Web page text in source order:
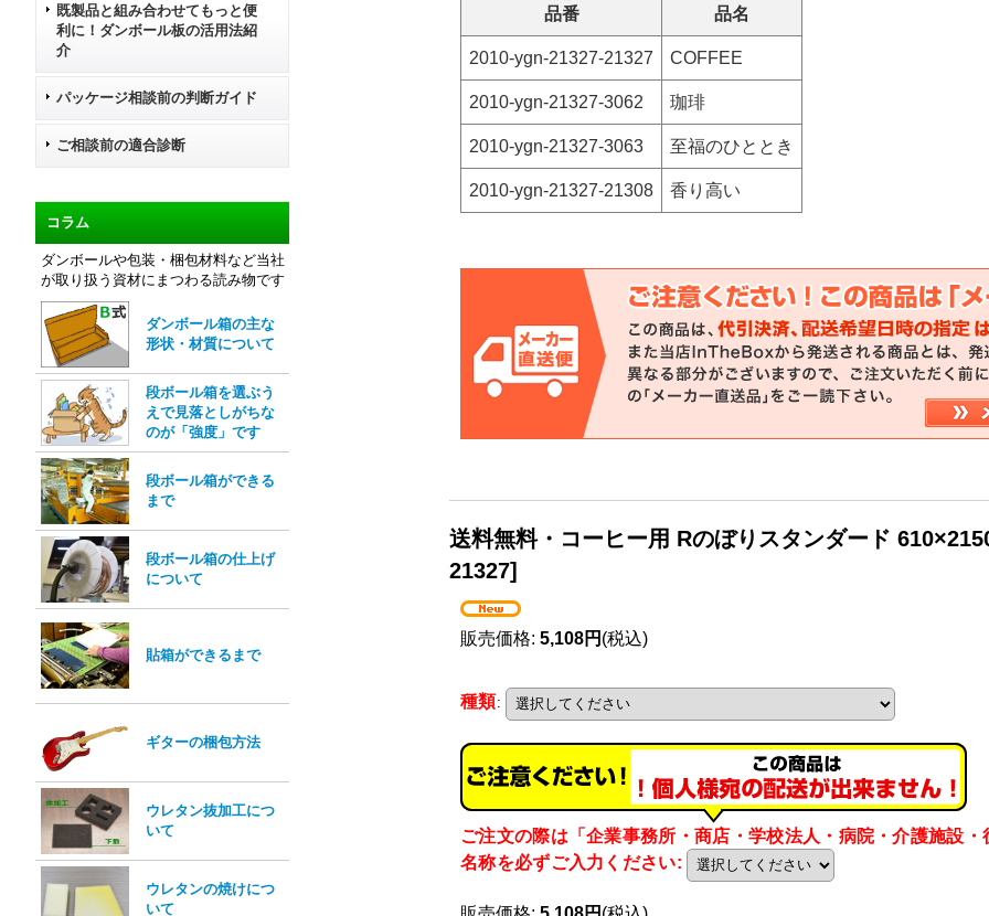
既製品と組み合わせてもっと便
利に！ダンボール板の活用法紹
介
パッケージ相談前の判断ガイド
ご相談前の適合診断
コラム
ダンボールや包装・梱包材料など当社
が取り扱う資材にまつわる読み物です
ダンボール箱の主な
形状・材質について
段ボール箱を選ぶう
えで見落としがちな
のが「強度」です
段ボール箱ができる
まで
段ボール箱の仕上げ
について
貼箱ができるまで
ギターの梱包方法
ウレタン抜加工につ
いて
ウレタンの焼けにつ
いて
品番 品名
2010-ygn-21327-21327 COFFEE
2010-ygn-21327-3062 珈琲
2010-ygn-21327-3063 至福のひととき
2010-ygn-21327-21308 香り高い
送料無料・コーヒー用 Rのぼりスタンダード
21327]
販売価格: 5,108円 (税込)
種類:
ご注文の際は「企業事務所・商店・学校法人・病院・介護施設
名称を必ずご入力ください: